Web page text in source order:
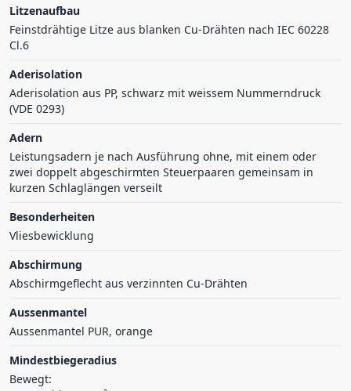
Litzenaufbau
Feinstdrähtige Litze aus blanken Cu-Drähten nach IEC 60228
Cl.6
Aderisolation
Aderisolation aus PP, schwarz mit weissem Nummerndruck
(VDE 0293)
Adern
Leistungsadern je nach Ausführung ohne, mit einem oder
zwei doppelt abgeschirmten Steuerpaaren gemeinsam in
kurzen Schlaglängen verseilt
Besonderheiten
Vliesbewicklung
Abschirmung
Abschirmgeflecht aus verzinnten Cu-Drähten
Aussenmantel
Aussenmantel PUR, orange
Mindestbiegeradius
Bewegt: